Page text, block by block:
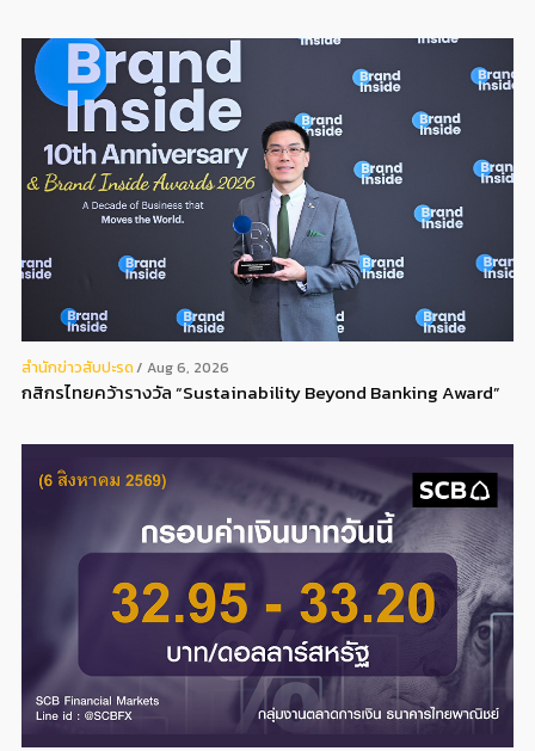
สํานักข่าวสับปะรด Aug 6, 2026
กสิกรไทยคว้ารางวัล “Sustainability Beyond Banking Award”